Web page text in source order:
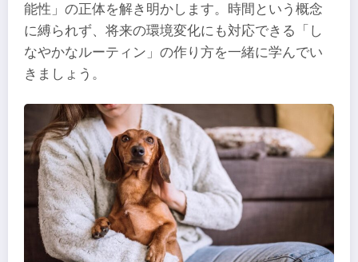
能性」の正体を解き明かします。時間という概念
に縛られず、将来の環境変化にも対応できる「し
なやかなルーティン」の作り方を一緒に学んでい
きましょう。